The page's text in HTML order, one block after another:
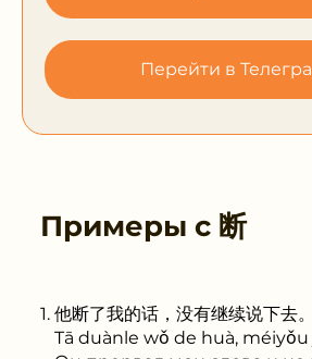
Перейти в
Примеры с 断
他断了我的话，没有继续说下去。
Tā duànle wǒ de huà,